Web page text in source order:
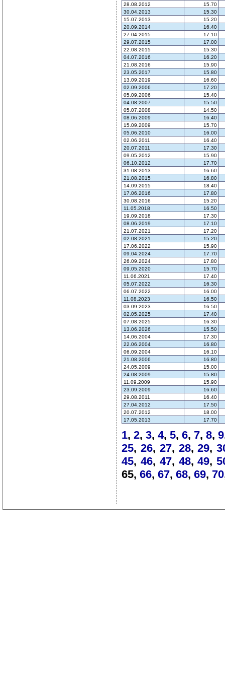
28.08.2012
15.70
30.04.2013
15.30
15.07.2013
15.20
20.09.2014
16.40
27.04.2015
17.10
29.07.2015
17.00
22.08.2015
15.30
04.07.2016
16.20
21.08.2016
15.90
23.05.2017
15.80
13.09.2019
16.60
02.09.2006
17.20
05.09.2006
15.40
04.08.2007
15.50
05.07.2008
14.50
08.06.2009
16.40
15.09.2009
15.70
05.06.2010
16.00
02.06.2011
16.40
20.07.2011
17.30
09.05.2012
15.90
06.10.2012
17.70
31.08.2013
16.60
21.08.2015
16.80
14.09.2015
18.40
17.06.2016
17.80
30.08.2016
15.20
11.05.2018
16.50
19.09.2018
17.30
08.06.2019
17.10
21.07.2021
17.20
02.08.2021
15.20
17.06.2022
15.90
09.04.2024
17.70
26.09.2024
17.80
09.05.2020
15.70
11.06.2021
17.40
05.07.2022
16.30
06.07.2022
16.00
11.08.2023
16.50
03.09.2023
16.50
02.05.2025
17.40
07.08.2025
16.30
13.06.2026
15.50
14.06.2004
17.30
22.06.2004
16.80
06.09.2004
16.10
21.08.2006
16.80
24.05.2009
15.00
24.08.2009
15.80
11.09.2009
15.90
23.09.2009
16.60
29.08.2011
16.40
27.04.2012
17.50
20.07.2012
18.00
17.05.2013
17.70
1, 2, 3, 4, 5, 6, 7, 8, 9
25, 26, 27, 28,29,
45, 46, 47, 48,49,
65, 66, 67, 68, 69, 70